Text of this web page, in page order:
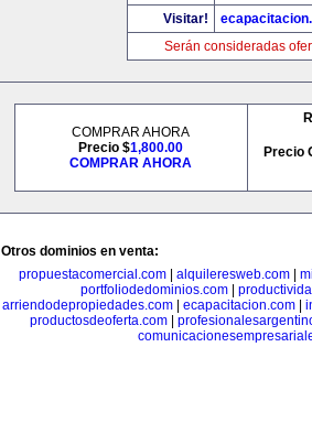
Visitar!
Serán consideradas
COMPRAR AHORA
Precio $1,800.00
COMPRAR AHORA
Precio
Otros dominios en venta:
propuestacomercial.com
alquileresweb.com
portfoliodedominios.com
arriendodepropiedades.com| ecapacitacion.com|
productosdeoferta.com|